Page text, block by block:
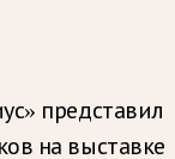
представил
на выставке